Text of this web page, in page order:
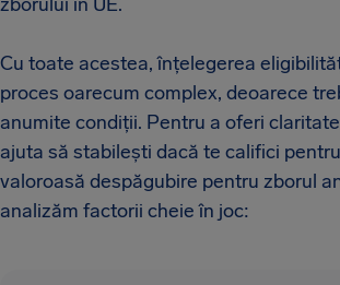
Cu toate acestea, înțelegerea
proces oarecum complex, deoarece
anumite condiții. Pentru a oferi
ajuta să stabilești dacă te califici
valoroasă despăgubire pentru zborul
analizăm factorii cheie în joc: